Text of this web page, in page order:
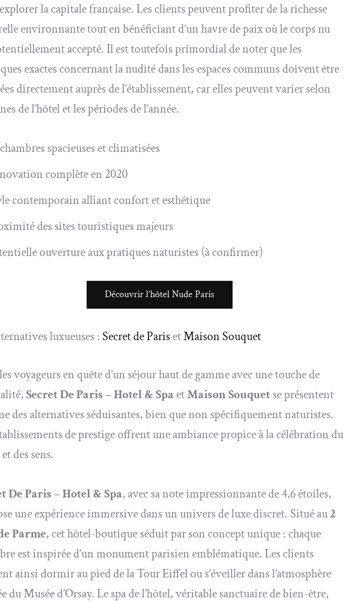
la capitale française. Les clients peuvent profiter de la richesse
environnante tout en bénéficiant d’un havre de paix où le corps nu
accepté. Il est toutefois primordial de noter que les
exactes concernant la nudité dans les espaces communs doivent être
directement auprès de l’établissement, car elles peuvent varier selon
de l’hôtel et les périodes de l’année.
spacieuses et climatisées
complète en 2020
contemporain alliant confort et esthétique
des sites touristiques majeurs
ouverture aux pratiques naturistes (à confirmer)
Découvrir l’hôtel Nude Paris
luxueuses :Secret de ParisetMaison Souquet
voyageurs en quête d’un séjour haut de gamme avec une touche de
Secret De Paris – Hotel & SpaetMaison Souquetse présentent
des alternatives séduisantes, bien que non spécifiquement naturistes.
de prestige offrent une ambiance propice à la célébration du
des sens.
De Paris – Hotel & Spa, avec sa note impressionnante de 4,6 étoiles,
une expérience immersive dans un univers de luxe discret. Situé au2
Parme, cet hôtel-boutique séduit par son concept unique : chaque
est inspirée d’un monument parisien emblématique. Les clients
ainsi dormir au pied de la Tour Eiffel ou s’éveiller dans l’atmosphère
du Musée d’Orsay. Le spa de l’hôtel, véritable sanctuaire de bien-être,